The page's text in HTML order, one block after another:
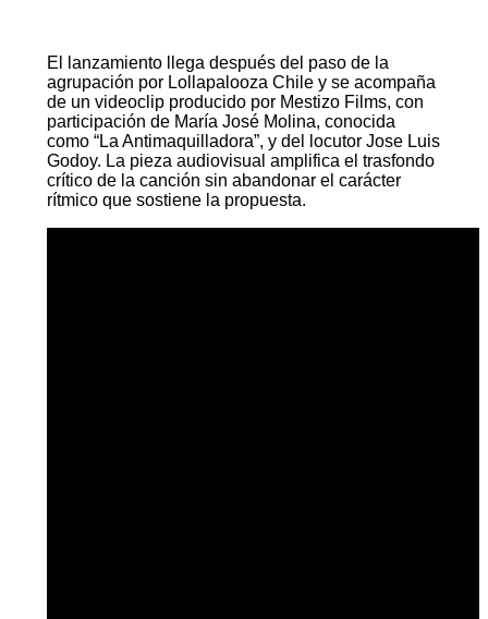
El lanzamiento llega después del paso de la
agrupación por Lollapalooza Chile y se acompaña
de un videoclip producido por Mestizo Films, con
participación de María José Molina, conocida
como “La Antimaquilladora”, y del locutor Jose Luis
Godoy. La pieza audiovisual amplifica el trasfondo
crítico de la canción sin abandonar el carácter
rítmico que sostiene la propuesta.